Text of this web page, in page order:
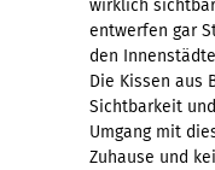
wirklich
entwerfen gar
den
Die Kissen aus
Sichtbarkeit
Umgang mit
Zuhause und